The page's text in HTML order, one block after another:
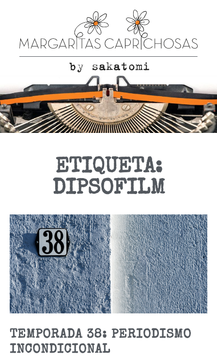
ETIQUETA:
DIPSOFILM
TEMPORADA 38: PERIODISMO
INCONDICIONAL